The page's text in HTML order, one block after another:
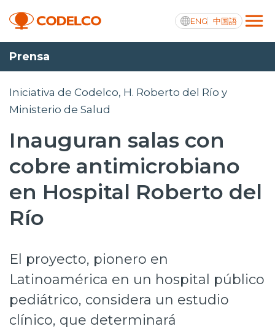
ENG 中国語
Transparencia activa
Nosotros
Operaciones
Proyectos
Sustentabilidad
Inversionistas
Prensa
Trabaja en Codelco
Prensa
Iniciativa de Codelco, H. Roberto del Río y
Ministerio de Salud
Inauguran salas con
cobre antimicrobiano
en Hospital Roberto del
Río
El proyecto, pionero en
Latinoamérica en un hospital público
pediátrico, considera un estudio
clínico, que determinará